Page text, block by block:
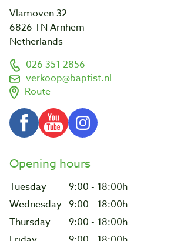
Vlamoven 32
6826 TN Arnhem
Netherlands
026 351 2856
verkoop@baptist.nl
Route
Opening hours
Tuesday
9:00 - 18:00h
Wednesday 9:00 - 18:00h
Thursday
9:00 - 18:00h